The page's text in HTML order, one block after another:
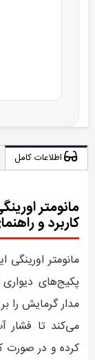
اطلاعات کامل
مانومتر
کاربرد و
مانومتر اورینگی
پکیج‌های
مدار گرمایش را
می‌کند تا فشار
کرده و در صورت